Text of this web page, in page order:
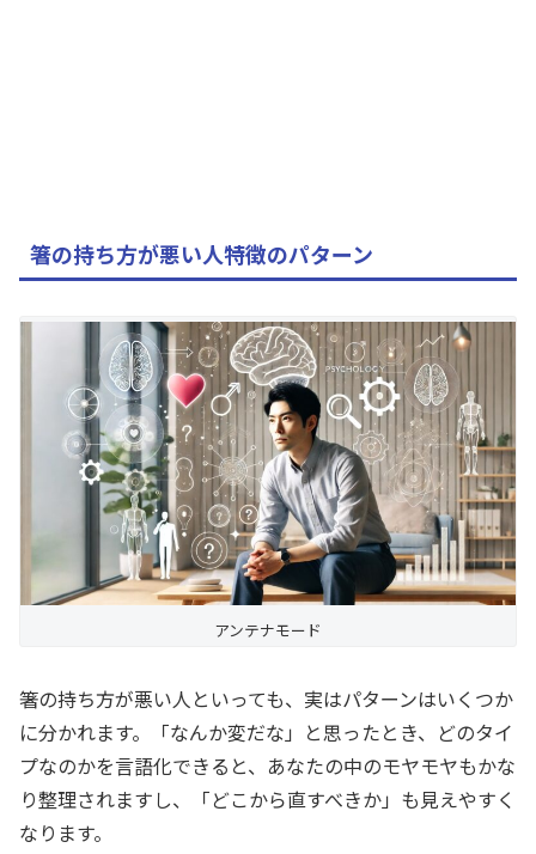
箸の持ち方が悪い人特徴のパターン
アンテナモード
箸の持ち方が悪い人といっても、実はパターンはいくつか
に分かれます。「なんか変だな」と思ったとき、どのタイ
プなのかを言語化できると、あなたの中のモヤモヤもかな
り整理されますし、「どこから直すべきか」も見えやすく
なります。